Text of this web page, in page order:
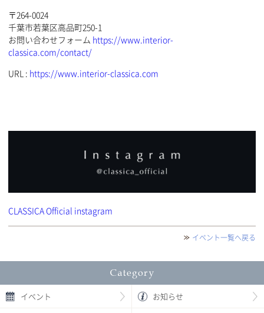
〒264-0024
千葉市若葉区高品町250-1
お問い合わせフォーム https://www.interior-
classica.com/contact/
URL : https://www.interior-classica.com
CLASSICA Official instagram
イベント一覧へ戻る
イベント お知らせ